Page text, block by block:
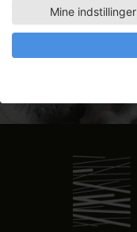
Mine indstillinger